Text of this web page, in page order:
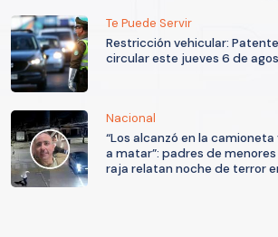
Te Puede Servir
Restricción vehicular:
circular este jueves 6 de
Nacional
“Los alcanzó en la
a matar”: padres de
raja relatan noche de terror